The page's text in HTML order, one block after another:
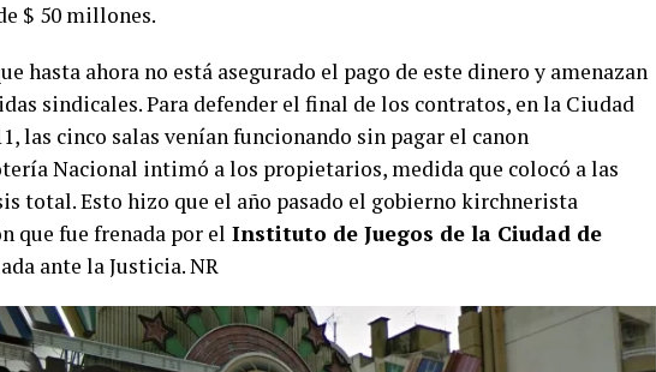
$ 50 millones.
hasta ahora no está asegurado el pago de este dinero y amenazan
sindicales. Para defender el final de los contratos, en la Ciudad
las cinco salas venían funcionando sin pagar el canon
Nacional intimó a los propietarios, medida que colocó a las
total. Esto hizo que el año pasado el gobierno kirchnerista
que fue frenada por el Instituto de Juegos de la Ciudad de
ante la Justicia. NR